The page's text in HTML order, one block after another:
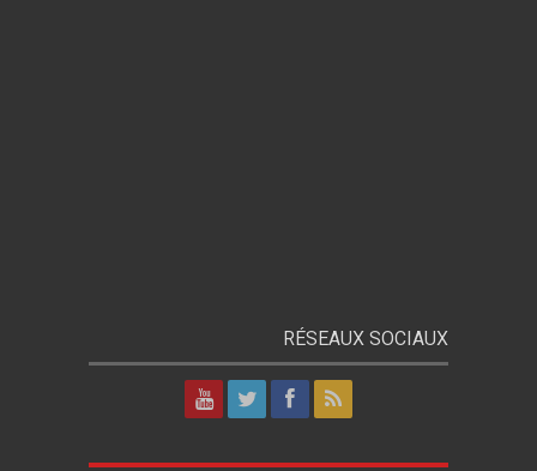
RÉSEAUX SOCIAUX